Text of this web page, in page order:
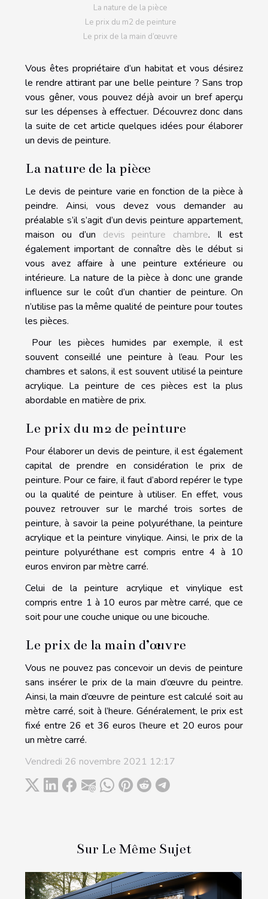
La nature de la pièce
Le prix du m2 de peinture
Le prix de la main d’œuvre
Vous êtes propriétaire d’un habitat et vous désirez
le rendre attirant par une belle peinture ? Sans trop
vous gêner, vous pouvez déjà avoir un bref aperçu
sur les dépenses à effectuer. Découvrez donc dans
la suite de cet article quelques idées pour élaborer
un devis de peinture.
La nature de la pièce
Le devis de peinture varie en fonction de la pièce à
peindre. Ainsi, vous devez vous demander au
préalable s’il s’agit d’un devis peinture appartement,
maison ou d’un devis peinture chambre. Il est
également important de connaître dès le début si
vous avez affaire à une peinture extérieure ou
intérieure. La nature de la pièce à donc une grande
influence sur le coût d’un chantier de peinture. On
n’utilise pas la même qualité de peinture pour toutes
les pièces.
Pour les pièces humides par exemple, il est
souvent conseillé une peinture à l’eau. Pour les
chambres et salons, il est souvent utilisé la peinture
acrylique. La peinture de ces pièces est la plus
abordable en matière de prix.
Le prix du m2 de peinture
Pour élaborer un devis de peinture, il est également
capital de prendre en considération le prix de
peinture. Pour ce faire, il faut d’abord repérer le type
ou la qualité de peinture à utiliser. En effet, vous
pouvez retrouver sur le marché trois sortes de
peinture, à savoir la peine polyuréthane, la peinture
acrylique et la peinture vinylique. Ainsi, le prix de la
peinture polyuréthane est compris entre 4 à 10
euros environ par mètre carré.
Celui de la peinture acrylique et vinylique est
compris entre 1 à 10 euros par mètre carré, que ce
soit pour une couche unique ou une bicouche.
Le prix de la main d’œuvre
Vous ne pouvez pas concevoir un devis de peinture
sans insérer le prix de la main d’œuvre du peintre.
Ainsi, la main d’œuvre de peinture est calculé soit au
mètre carré, soit à l’heure. Généralement, le prix est
fixé entre 26 et 36 euros l’heure et 20 euros pour
un mètre carré.
Vendredi 26 novembre 2021 12:17
Sur Le Même Sujet